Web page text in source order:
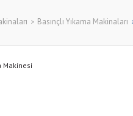
Basınçlı Yıkama Makinaları